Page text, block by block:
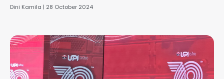
Dini Kamila 28 October 2024